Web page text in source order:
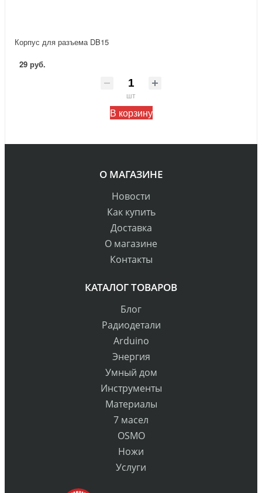
Корпус для разъема DB15
29 руб.
шт
В корзину
О МАГАЗИНЕ
Новости
Как купить
Доставка
О магазине
Контакты
КАТАЛОГ ТОВАРОВ
Блог
Радиодетали
Arduino
Энергия
Умный дом
Инструменты
Материалы
7 масел
OSMO
Ножи
Услуги